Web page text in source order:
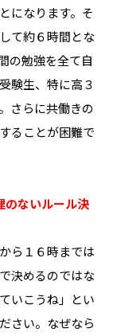
になります。そ
て約６時間とな
の勉強を全て自
験生、特に高３
さらに共働きの
ることが困難で
のないルール決
ら１６時までは
決めるのではな
いこうね」とい
さい。なぜなら